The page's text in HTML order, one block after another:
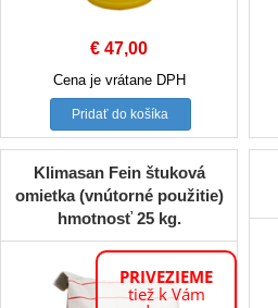
€ 47,00
Cena je vrátane DPH
Pridať do košíka
Klimasan Fein štuková
omietka (vnútorné použitie)
hmotnosť 25 kg.
PRIVEZIEME
tiež k Vám